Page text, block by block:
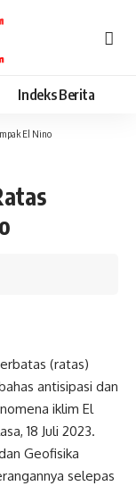
Indeks Berita
El Nino
(ratas)
antisipasi dan
iklim El
18 Juli 2023.
Geofisika
selepas